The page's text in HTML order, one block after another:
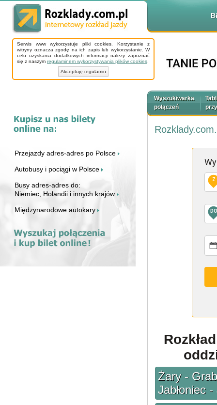
Serwis www wykorzystuje pliki cookies. Korzystanie z
witryny oznacza zgodę na ich zapis lub wykorzystanie. W
celu uzyskania dodatkowych informacji należy zapoznać
się z naszym regulaminem wykorzystywania plików cookies
Akceptuję regulamin
Przejazdy adres-adres po Polsce
Autobusy i pociągi w Polsce
Busy adres-adres do:
Niemiec, Holandii i innych krajów
Międzynarodowe autokary
Wyszukiwarka
połączeń
Z
DO
Żary -
Jabłoniec